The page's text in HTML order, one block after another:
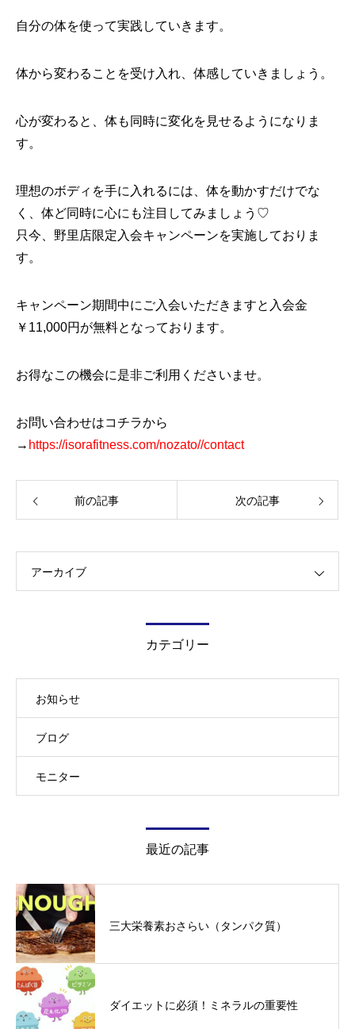
自分の体を使って実践していきます。
体から変わることを受け入れ、体感していきましょう。
心が変わると、体も同時に変化を見せるようになりま
す。
理想のボディを手に入れるには、体を動かすだけでな
く、体ど同時に心にも注目してみましょう♡
只今、野里店限定入会キャンペーンを実施しておりま
す。
キャンペーン期間中にご入会いただきますと入会金
￥11,000円が無料となっております。
お得なこの機会に是非ご利用くださいませ。
お問い合わせはコチラから
→ https://isorafitness.com/nozato//contact
前の記事 次の記事
アーカイブ
カテゴリー
お知らせ
ブログ
モニター
最近の記事
三大栄養素おさらい（タンパク質）
ダイエットに必須！ミネラルの重要性